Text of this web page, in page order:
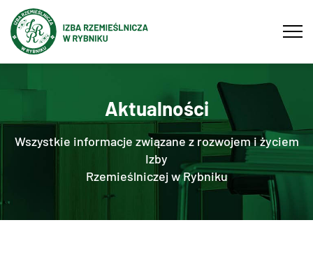
Aktualności
Wszystkie informacje związane z rozwojem i życiem
Izby
Rzemieślniczej w Rybniku